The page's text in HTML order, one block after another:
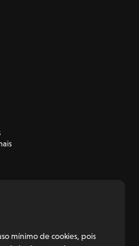
mínimo de cookies, pois